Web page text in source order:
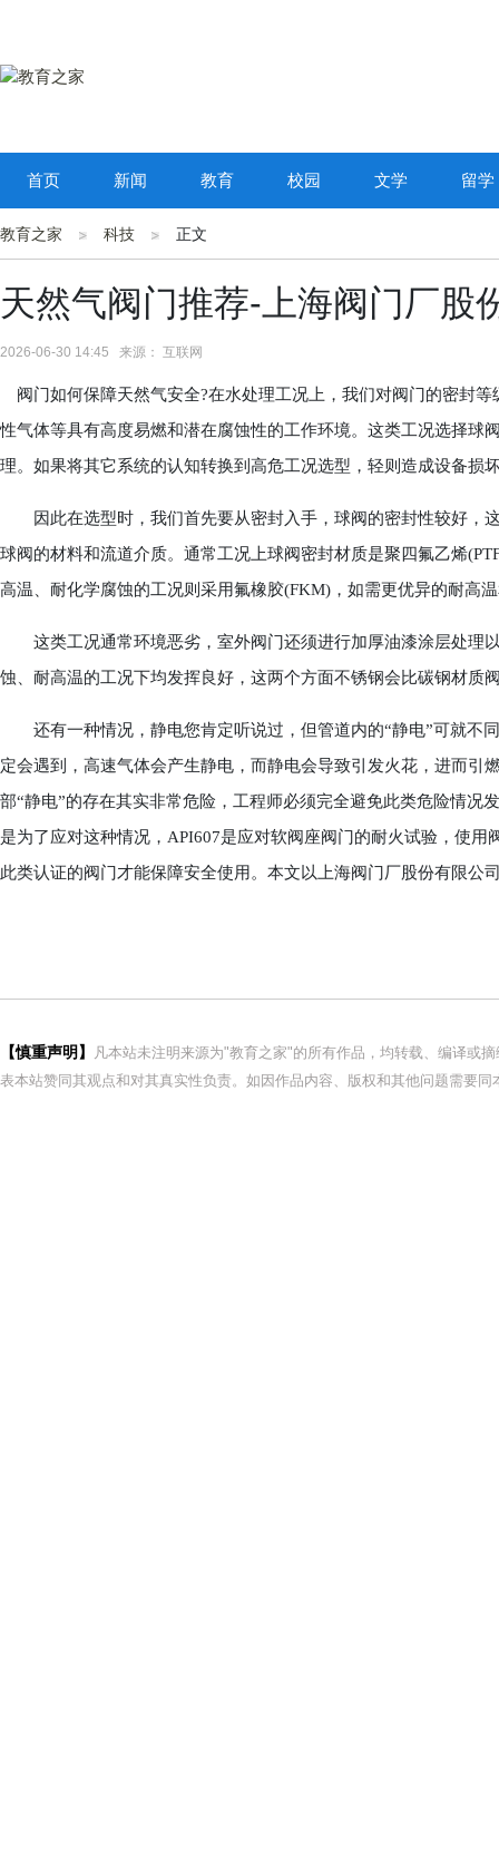
首页 新闻 教育 校园 文学 留学
教育之家 科技 正文
天然气阀门推荐-上海阀门厂股
2026-06-30 14:45 来源： 互联网
阀门如何保障天然气安全?在水处理工况上，我们对阀门的密封
性气体等具有高度易燃和潜在腐蚀性的工作环境。这类工况选择球
理。如果将其它系统的认知转换到高危工况选型，轻则造成设备损
因此在选型时，我们首先要从密封入手，球阀的密封性较好，
球阀的材料和流道介质。通常工况上球阀密封材质是聚四氟乙烯
高温、耐化学腐蚀的工况则采用氟橡胶(FKM)，如需更优异的耐高
这类工况通常环境恶劣，室外阀门还须进行加厚油漆涂层处理
蚀、耐高温的工况下均发挥良好，这两个方面不锈钢会比碳钢材质
还有一种情况，静电您肯定听说过，但管道内的“静电”可就不
定会遇到，高速气体会产生静电，而静电会导致引发火花，进而引
部“静电”的存在其实非常危险，工程师必须完全避免此类危险情况
是为了应对这种情况，API607是应对软阀座阀门的耐火试验，使
此类认证的阀门才能保障安全使用。本文以上海阀门厂股份有限公
【慎重声明】
凡本站未注明来源为"教育之家"的所有作品，均转载、编译或
表本站赞同其观点和对其真实性负责。如因作品内容、版权和其他问题需要